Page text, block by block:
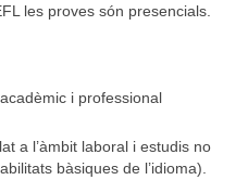
les proves són presencials.
i professional
a l’àmbit laboral i estudis no
bàsiques de l’idioma).